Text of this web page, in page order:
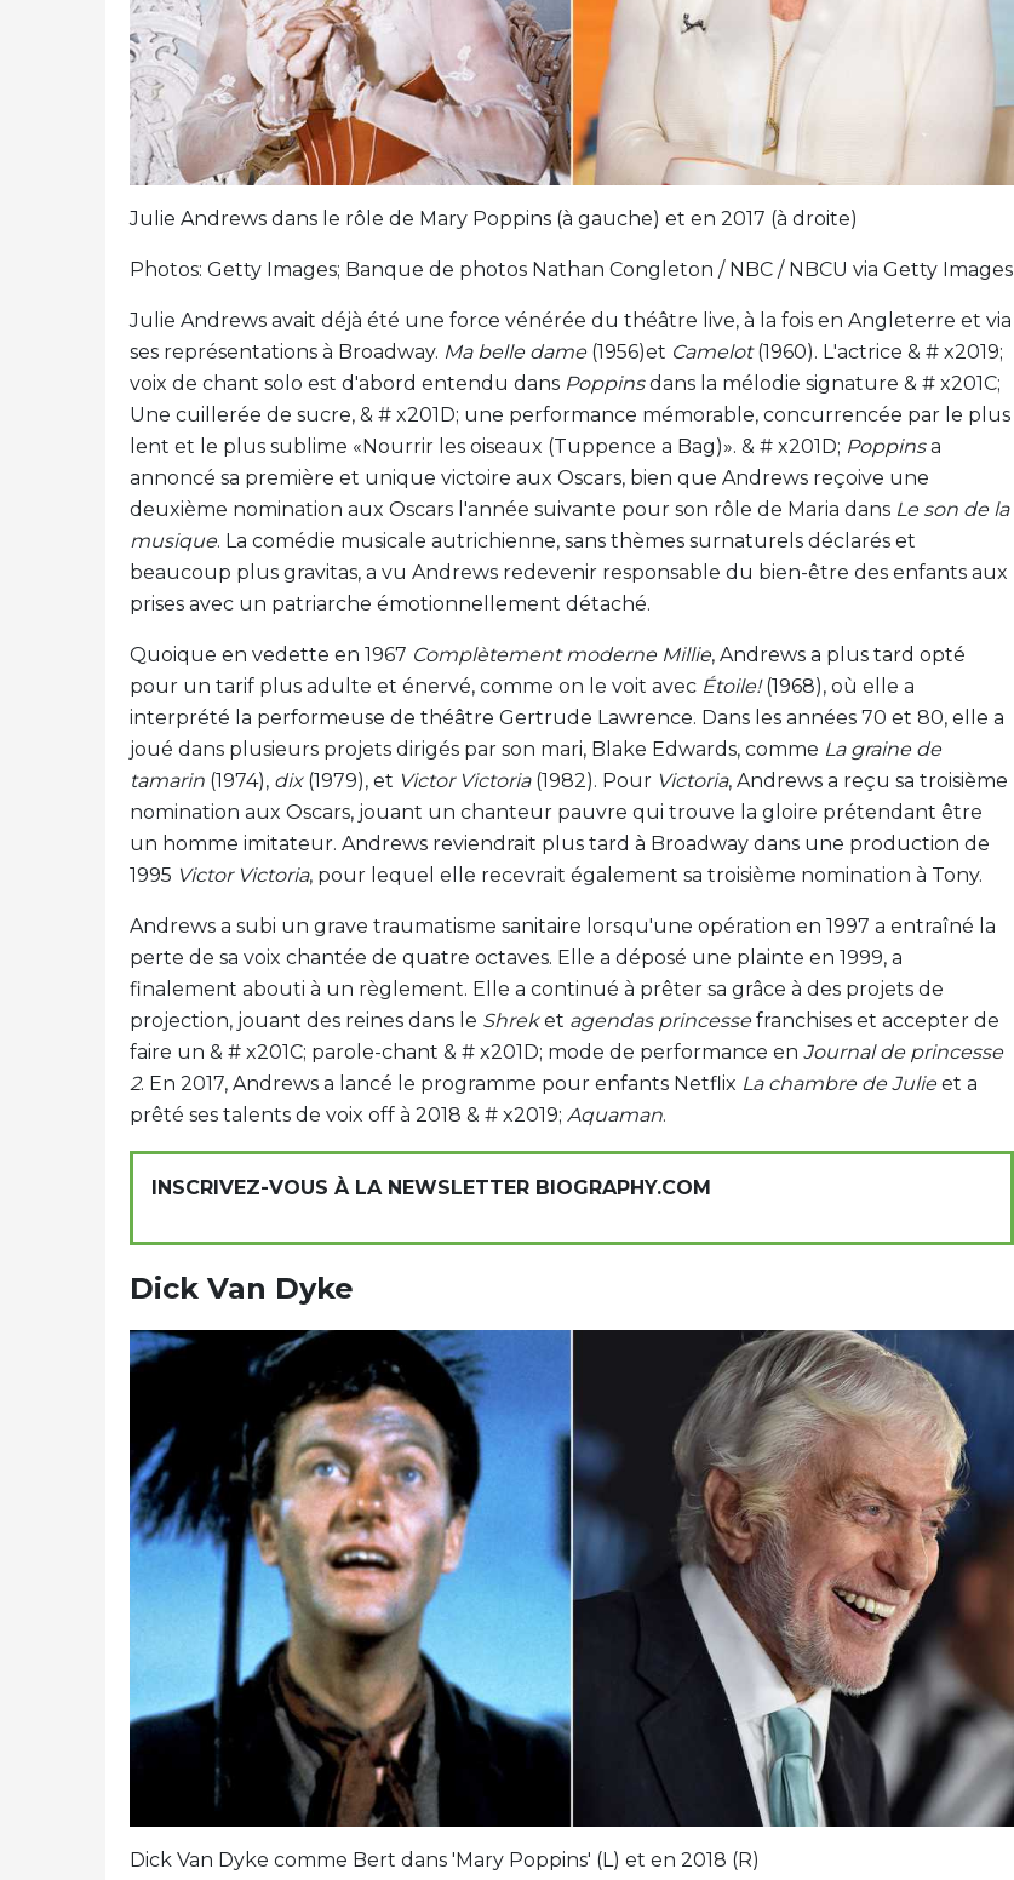
Julie Andrews dans le rôle de Mary Poppins (à gauche) et en 2017 (à droite)
Photos: Getty Images; Banque de photos Nathan Congleton / NBC / NBCU via Getty Images
Julie Andrews avait déjà été une force vénérée du théâtre live, à la fois en Angleterre et via
ses représentations à Broadway. Ma belle dame(1956)et Camelot(1960). L'actrice & # x2019;
voix de chant solo est d'abord entendu dans Poppinsdans la mélodie signature & # x201C;
Une cuillerée de sucre, & # x201D; une performance mémorable, concurrencée par le plus
lent et le plus sublime «Nourrir les oiseaux (Tuppence a Bag)». & # x201D; Poppinsa
annoncé sa première et unique victoire aux Oscars, bien que Andrews reçoive une
deuxième nomination aux Oscars l'année suivante pour son rôle de Maria dans Le son de la
musique. La comédie musicale autrichienne, sans thèmes surnaturels déclarés et
beaucoup plus gravitas, a vu Andrews redevenir responsable du bien-être des enfants aux
prises avec un patriarche émotionnellement détaché.
Quoique en vedette en 1967 Complètement moderne Millie, Andrews a plus tard opté
pour un tarif plus adulte et énervé, comme on le voit avec Étoile!(1968), où elle a
interprété la performeuse de théâtre Gertrude Lawrence. Dans les années 70 et 80, elle a
joué dans plusieurs projets dirigés par son mari, Blake Edwards, comme La graine de
tamarin (1974), dix(1979), et Victor Victoria(1982). Pour Victoria, Andrews a reçu sa troisième
nomination aux Oscars, jouant un chanteur pauvre qui trouve la gloire prétendant être
un homme imitateur. Andrews reviendrait plus tard à Broadway dans une production de
1995 Victor Victoria, pour lequel elle recevrait également sa troisième nomination à Tony.
Andrews a subi un grave traumatisme sanitaire lorsqu'une opération en 1997 a entraîné la
perte de sa voix chantée de quatre octaves. Elle a déposé une plainte en 1999, a
finalement abouti à un règlement. Elle a continué à prêter sa grâce à des projets de
projection, jouant des reines dans le Shreket agendas princessefranchises et accepter de
faire un & # x201C; parole-chant & # x201D; mode de performance en Journal de princesse
2. En 2017, Andrews a lancé le programme pour enfants Netflix La chambre de Julieet a
prêté ses talents de voix off à 2018 & # x2019; Aquaman.
INSCRIVEZ-VOUS À LA NEWSLETTER BIOGRAPHY.COM
Dick Van Dyke
Dick Van Dyke comme Bert dans 'Mary Poppins' (L) et en 2018 (R)